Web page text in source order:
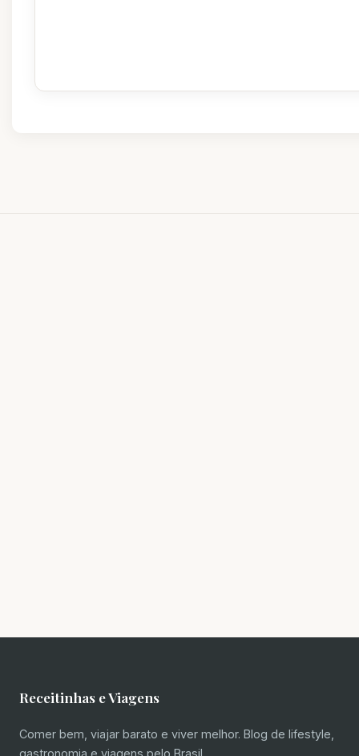
Receitinhas e Viagens
Comer bem, viajar barato e viver melhor. Blog de lifestyle,